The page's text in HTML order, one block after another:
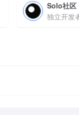
Solo社区
独立开发